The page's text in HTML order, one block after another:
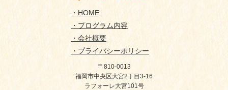
・HOME
・プログラム内容
・会社概要
・プライバシーポリシー
〒810-0013
福岡市中央区大宮2丁目3-16
ラフォーレ大宮101号